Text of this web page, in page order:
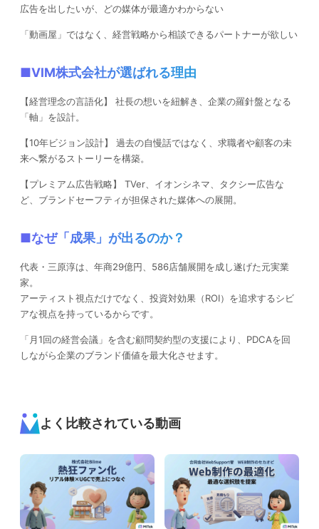
広告を出したいが、どの媒体が最適かわからない
「動画屋」ではなく、経営戦略から相談できるパートナーが欲しい
■VIM株式会社が選ばれる理由
【経営理念の言語化】 社長の想いを紐解き、企業の羅針盤となる
「軸」を設計。
【10年ビジョン設計】 過去の自慢話ではなく、求職者や顧客の未
来へ繋がるストーリーを構築。
【プレミアム広告戦略】 TVer、イオンシネマ、タクシー広告な
ど、ブランドセーフティが担保された媒体への展開。
■なぜ「成果」が出るのか？
代表・三原淳は、年商29億円、586店舗展開を成し遂げた元実業
家。
アーティスト視点だけでなく、投資対効果（ROI）を追求するシビ
アな視点を持っているからです。
「月1回の経営会議」を含む顧問契約型の支援により、PDCAを回
しながら企業のブランド価値を最大化させます。
よく比較されている動画